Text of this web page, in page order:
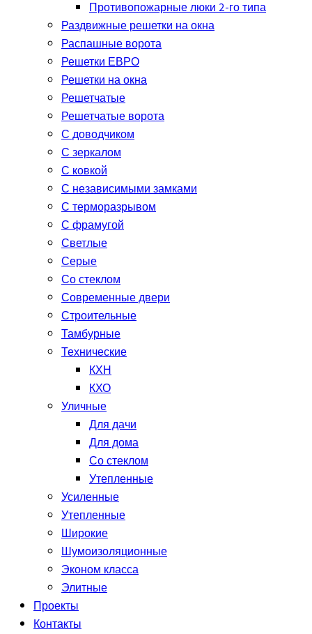
Противопожарные люки 2-го типа
Раздвижные решетки на окна
Распашные ворота
Решетки ЕВРО
Решетки на окна
Решетчатые
Решетчатые ворота
С доводчиком
С зеркалом
С ковкой
С независимыми замками
С терморазрывом
С фрамугой
Светлые
Серые
Со стеклом
Современные двери
Строительные
Тамбурные
Технические
КХН
КХО
Уличные
Для дачи
Для дома
Со стеклом
Утепленные
Усиленные
Утепленные
Широкие
Шумоизоляционные
Эконом класса
Элитные
Проекты
Контакты